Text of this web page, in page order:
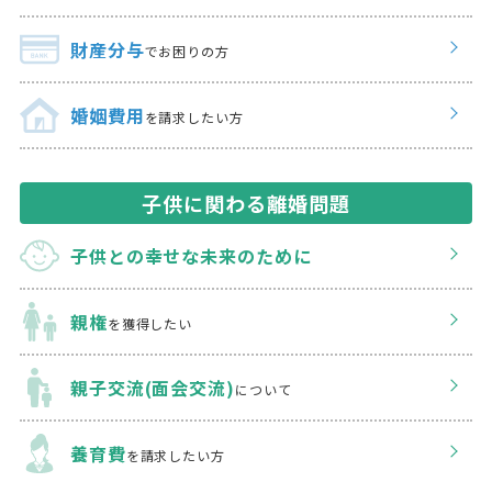
財産分与でお困りの方
婚姻費用を請求したい方
子供に関わる離婚問題
子供との幸せな未来のために
親権を獲得したい
親子交流(面会交流)について
養育費を請求したい方